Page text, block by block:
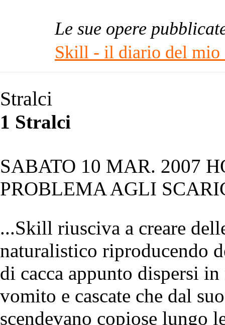
Le sue opere
Skill - il diario del mio
Stralci
1 Stralci
SABATO 10 MAR. 2007
PROBLEMA AGLI
...Skill riusciva a creare
naturalistico riproducendo
di cacca appunto dispersi
vomito e cascate che dal
scendevano copiose lungo